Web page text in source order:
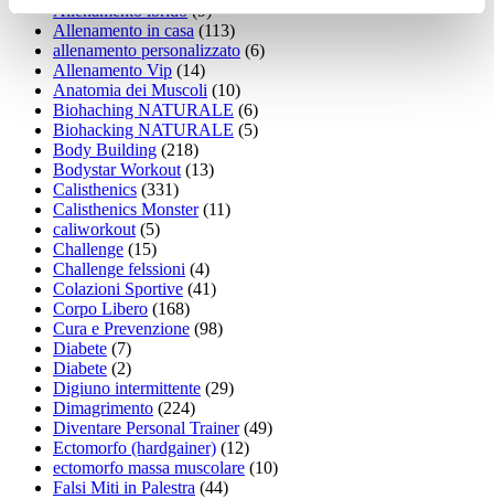
Allenamento ibrido(9)
Allenamento in casa (113)
allenamento personalizzato (6)
Allenamento Vip (14)
Anatomia dei Muscoli (10)
Biohaching NATURALE (6)
Biohacking NATURALE (5)
Body Building (218)
Bodystar Workout(13)
Calisthenics (331)
Calisthenics Monster(11)
caliworkout(5)
Challenge (15)
Challenge felssioni (4)
Colazioni Sportive (41)
Corpo Libero (168)
Cura e Prevenzione (98)
Diabete (7)
Diabete (2)
Digiuno intermittente (29)
Dimagrimento (224)
Diventare Personal Trainer(49)
Ectomorfo (hardgainer) (12)
ectomorfo massa muscolare (10)
Falsi Miti in Palestra (44)